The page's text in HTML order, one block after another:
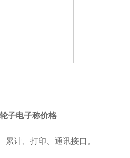
子电子称价格
累计、打印、通讯接口。